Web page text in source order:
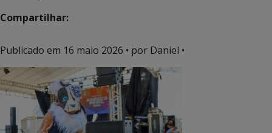
Compartilhar:
Publicado em 16 maio 2026 • por Daniel •